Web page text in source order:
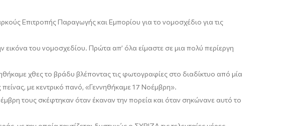
Επιτροπής Παραγωγής και Εμπορίου για το νομοσχέδιο για τις
του νομοσχεδίου. Πρώτα απ’ όλα είμαστε σε μια πολύ περίεργη
χθες το βράδυ βλέποντας τις φωτογραφίες στο διαδίκτυο από μία
πείνας, με κεντρικό πανό, «Γεννηθήκαμε 17 Νοέμβρη».
τους σκέφτηκαν όταν έκαναν την πορεία και όταν σηκώνανε αυτό το